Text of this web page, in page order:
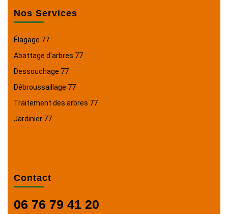
Nos Services
Élagage 77
Abattage d’arbres 77
Dessouchage 77
Débroussaillage 77
Traitement des arbres 77
Jardinier 77
Contact
06 76 79 41 20